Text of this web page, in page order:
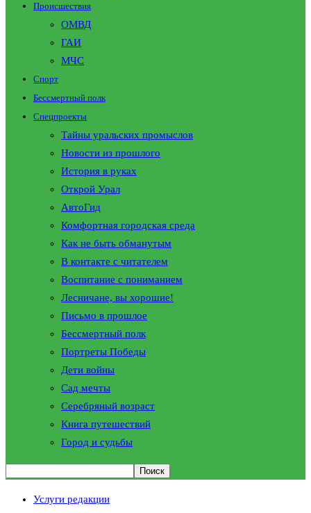
Происшествия
ОМВД
ГАИ
МЧС
Спорт
Бессмертный полк
Спецпроекты
Тайны уральских промыслов
Новости из прошлого
История в руках
Открой Урал
АвтоГид
Комфортная городская среда
Как не быть обманутым
В контакте с читателем
Воспитание с пониманием
Лесничане, вы хорошие!
Письмо в прошлое
Бессмертный полк
Портреты Победы
Дети войны
Сад мечты
Серебряный возраст
Книга путешествий
Город и судьбы
Услуги редакции